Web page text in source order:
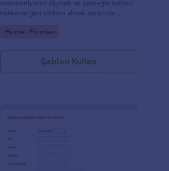
memnuniyetini ölçmek ve yemeğin kalitesi
hakkında geri bildirim almak amacıyla
Go to Category:
Hizmet Formları
Şablon Kullan